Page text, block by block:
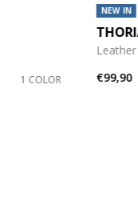
1 COLOR
NEW IN
€99,90